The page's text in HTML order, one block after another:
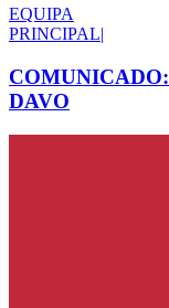
EQUIPA
PRINCIPAL|
COMUNICADO:
DAVO